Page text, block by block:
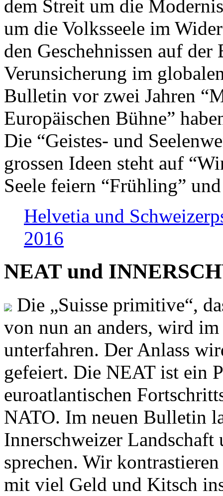
dem Streit um die
um die Volksseele im
den Geschehnissen auf
Verunsicherung im
Bulletin vor zwei Jahren
Europäischen Bühne”
Die “Geistes- und
grossen Ideen steht auf
Seele feiern “Frühling”
Helvetia und
2016
NEAT und
Die „Suisse primitive“,
von nun an anders, wird
unterfahren. Der Anlass
gefeiert. Die NEAT ist ein
euroatlantischen
NATO. Im neuen Bulletin
Innerschweizer
sprechen. Wir
mit viel Geld und Kitsch